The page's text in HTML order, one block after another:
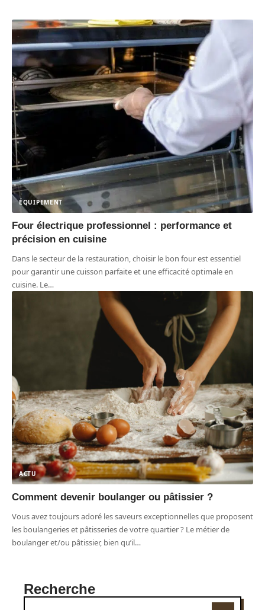
ÉQUIPEMENT
Four électrique professionnel : performance et
précision en cuisine
Dans le secteur de la restauration, choisir le bon four est essentiel
pour garantir une cuisson parfaite et une efficacité optimale en
cuisine. Le…
ACTU
Comment devenir boulanger ou pâtissier ?
Vous avez toujours adoré les saveurs exceptionnelles que proposent
les boulangeries et pâtisseries de votre quartier ? Le métier de
boulanger et/ou pâtissier, bien qu’il…
Recherche